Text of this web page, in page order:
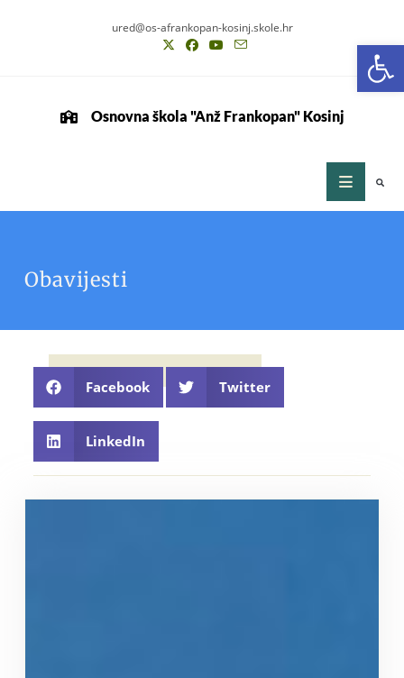
ured@os-afrankopan-kosinj.skole.hr
Osnovna škola "Anž Frankopan" Kosinj
Obavijesti
Facebook Twitter
LinkedIn